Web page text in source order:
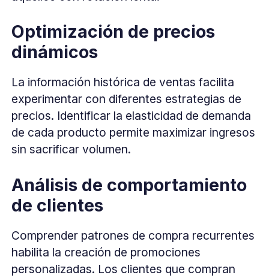
Optimización de precios
dinámicos
La información histórica de ventas facilita
experimentar con diferentes estrategias de
precios. Identificar la elasticidad de demanda
de cada producto permite maximizar ingresos
sin sacrificar volumen.
Análisis de comportamiento
de clientes
Comprender patrones de compra recurrentes
habilita la creación de promociones
personalizadas. Los clientes que compran